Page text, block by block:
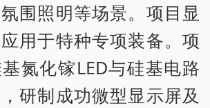
围照明等场景。项目显
用于特种专项装备。项
氮化镓LED与硅基电路
研制成功微型显示屏及